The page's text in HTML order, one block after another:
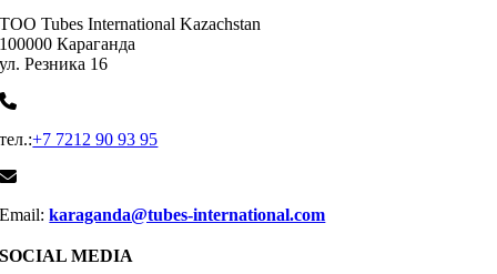
ТОО Tubes International Kazachstan
100000 Караганда
ул. Резника 16
тел.:+7 7212 90 93 95
Email:karaganda@tubes-international.com
SOCIAL MEDIA